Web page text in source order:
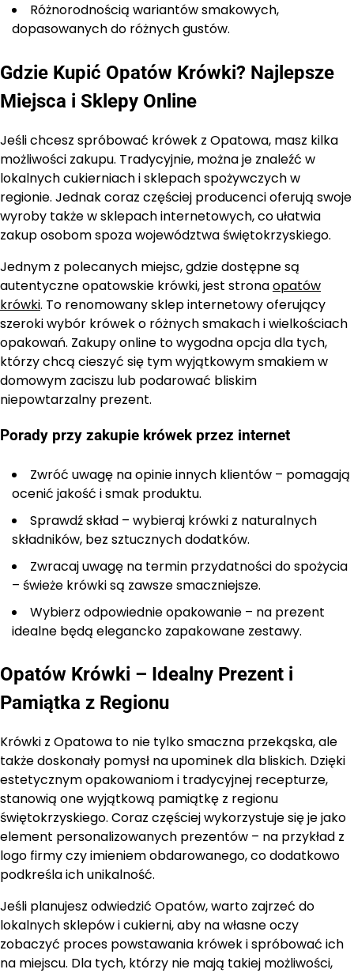
Różnorodnością wariantów smakowych,
dopasowanych do różnych gustów.
Gdzie Kupić Opatów Krówki? Najlepsze
Miejsca i Sklepy Online
Jeśli chcesz spróbować krówek z Opatowa, masz kilka
możliwości zakupu. Tradycyjnie, można je znaleźć w
lokalnych cukierniach i sklepach spożywczych w
regionie. Jednak coraz częściej producenci oferują swoje
wyroby także w sklepach internetowych, co ułatwia
zakup osobom spoza województwa świętokrzyskiego.
Jednym z polecanych miejsc, gdzie dostępne są
autentyczne opatowskie krówki, jest stronaopatów
krówki. To renomowany sklep internetowy oferujący
szeroki wybór krówek o różnych smakach i wielkościach
opakowań. Zakupy online to wygodna opcja dla tych,
którzy chcą cieszyć się tym wyjątkowym smakiem w
domowym zaciszu lub podarować bliskim
niepowtarzalny prezent.
Porady przy zakupie krówek przez internet
Zwróć uwagę na opinie innych klientów – pomagają
ocenić jakość i smak produktu.
Sprawdź skład – wybieraj krówki z naturalnych
składników, bez sztucznych dodatków.
Zwracaj uwagę na termin przydatności do spożycia
– świeże krówki są zawsze smaczniejsze.
Wybierz odpowiednie opakowanie – na prezent
idealne będą elegancko zapakowane zestawy.
Opatów Krówki – Idealny Prezent i
Pamiątka z Regionu
Krówki z Opatowa to nie tylko smaczna przekąska, ale
także doskonały pomysł na upominek dla bliskich. Dzięki
estetycznym opakowaniom i tradycyjnej recepturze,
stanowią one wyjątkową pamiątkę z regionu
świętokrzyskiego. Coraz częściej wykorzystuje się je jako
element personalizowanych prezentów – na przykład z
logo firmy czy imieniem obdarowanego, co dodatkowo
podkreśla ich unikalność.
Jeśli planujesz odwiedzić Opatów, warto zajrzeć do
lokalnych sklepów i cukierni, aby na własne oczy
zobaczyć proces powstawania krówek i spróbować ich
na miejscu. Dla tych, którzy nie mają takiej możliwości,